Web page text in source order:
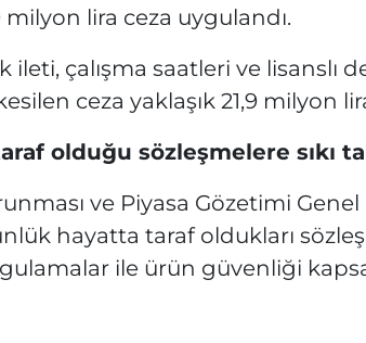
lira ceza uygulandı.
ileti, çalışma saatleri ve lisanslı
ceza yaklaşık 21,9 milyon
olduğu sözleşmelere sıkı
ve Piyasa Gözetimi
hayatta taraf oldukları
ile ürün güvenliği